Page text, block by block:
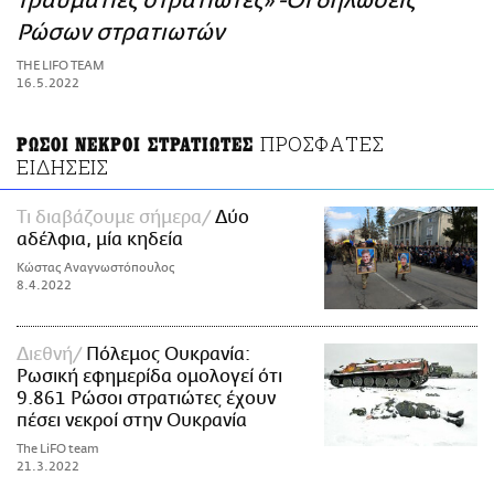
ΑΜΠΑ
PRINT
Ρώσων στρατιωτών
THE LIFO TEAM
16.5.2022
ΡΩΣΟΙ ΝΕΚΡΟΙ ΣΤΡΑΤΙΩΤΕΣ ΠΡΟΣΦΑΤΕΣ
ΕΙΔΗΣΕΙΣ
Τι διαβάζουμε σήμερα
Δύο
αδέλφια, μία κηδεία
Κώστας Αναγνωστόπουλος
8.4.2022
Διεθνή
Πόλεμος Ουκρανία:
Ρωσική εφημερίδα ομολογεί ότι
9.861 Ρώσοι στρατιώτες έχουν
πέσει νεκροί στην Ουκρανία
The LiFO team
21.3.2022